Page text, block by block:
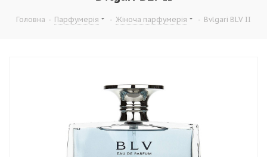
Головна - Парфумерія - Жіноча парфумерія - Bvlgari BLV II